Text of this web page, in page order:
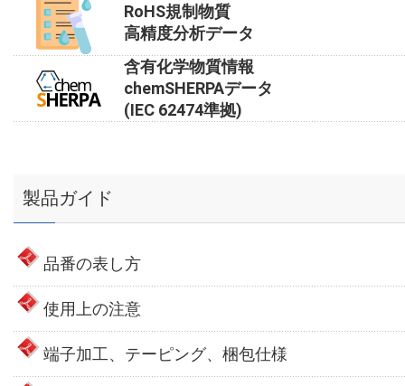
RoHS規制物質
高精度分析データ
含有化学物質情報
chemSHERPAデータ
(IEC 62474準拠)
製品ガイド
品番の表し方
使用上の注意
端子加工、テーピング、梱包仕様